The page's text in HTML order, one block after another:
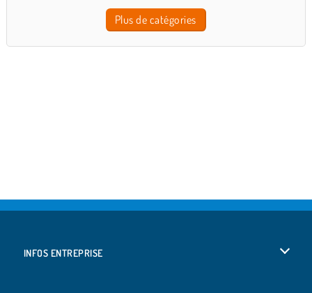
Plus de catégories
INFOS ENTREPRISE